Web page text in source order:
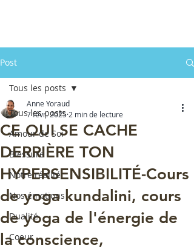
Post
Tous les posts
Amour de Soi
Blessure
Notre réalité
Nos émotions
Dualité
Coeur
Tous les posts
CE QUI SE CACHE
DERRIÈRE TON
HYPERSENSIBILITÉ-Cours
de yoga kundalini, cours
de yoga de l'énergie de
la conscience,
Anne Yoraud
7 févr. 2025 2 min de lecture